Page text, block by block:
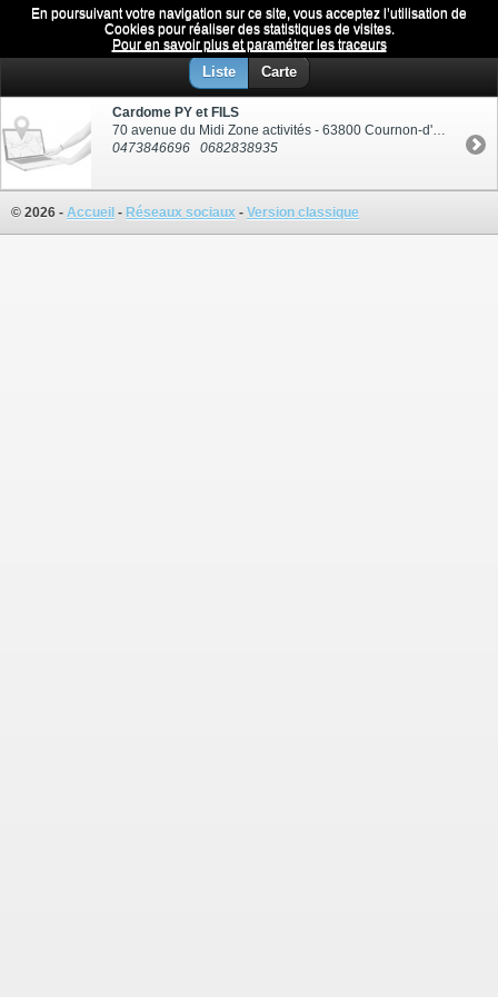
En poursuivant votre navigation sur ce site, vous acceptez l’utilisation de
Cookies pour réaliser des statistiques de visites.
Pour en savoir plus et paramétrer les traceurs
Tollerie Menu
Liste Carte
Cardome PY et FILS
70 avenue du Midi Zone activités - 63800 Cournon-d'Auvergne
0473846696
0682838935
© 2026 - Accueil - Réseaux sociaux - Version classique